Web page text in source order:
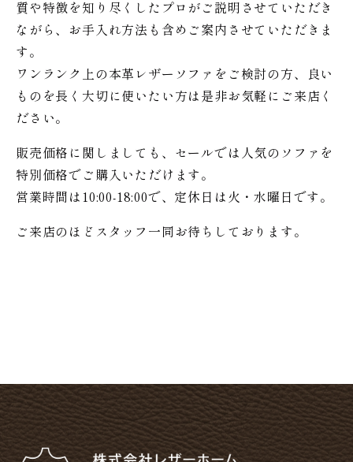
質や特徴を知り尽くしたプロがご説明させていただき
ながら、お手入れ方法も含めご案内させていただきま
す。
ワンランク上の本革レザーソファをご検討の方、良い
ものを長く大切に使いたい方は是非お気軽にご来店く
ださい。
販売価格に関しましても、セールでは人気のソファを
特別価格でご購入いただけます。
営業時間は10:00-18:00で、定休日は火・水曜日です。
ご来店のほどスタッフ一同お待ちしております。